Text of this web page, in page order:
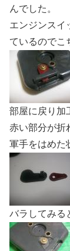
んでした。
エンジンスイ
ているのでこ
部屋に戻り加
赤い部分が折
軍手をはめた
バラしてみる